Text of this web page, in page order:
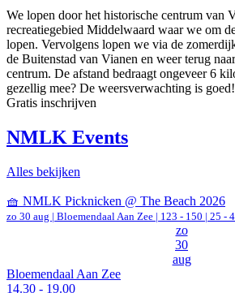
We lopen door het historische centrum van
recreatiegebied Middelwaard waar we om
lopen. Vervolgens lopen we via de
de Buitenstad van Vianen en weer terug
centrum. De afstand bedraagt ongeveer 6
gezellig mee? De weersverwachting is goed!
Gratis inschrijven
NMLK Events
Alles bekijken
🧺 NMLK Picknicken @ The Beach 2026
zo 30 aug | Bloemendaal Aan Zee | 123 - 150 | 25 -
zo
30
aug
Bloemendaal Aan Zee
14.30 - 19.00